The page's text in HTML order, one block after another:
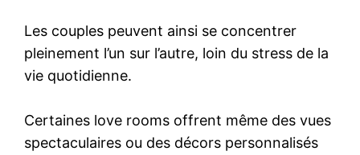
Les couples peuvent ainsi se concentrer
pleinement l’un sur l’autre, loin du stress de la
vie quotidienne.
Certaines love rooms offrent même des vues
spectaculaires ou des décors personnalisés